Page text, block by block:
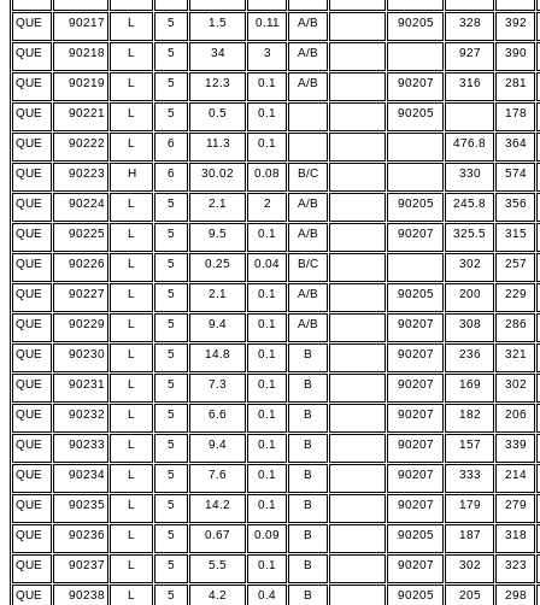
QUE 90217 L 5 1.5 0.11 A/B 90205 328 392
QUE 90218 L 5 34 3 A/B 927 390
QUE 90219 L 5 12.3 0.1 A/B 90207 316 281
QUE 90221 L 5 0.5 0.1 90205 178
QUE 90222 L 6 11.3 0.1 476.8 364
QUE 90223 H 6 30.02 0.08 B/C 330 574
QUE 90224 L 5 2.1 2 A/B 90205 245.8 356
QUE 90225 L 5 9.5 0.1 A/B 90207 325.5 315
QUE 90226 L 5 0.25 0.04 B/C 302 257
QUE 90227 L 5 2.1 0.1 A/B 90205 200 229
QUE 90229 L 5 9.4 0.1 A/B 90207 308 286
QUE 90230 L 5 14.8 0.1 B 90207 236 321
QUE 90231 L 5 7.3 0.1 B 90207 169 302
QUE 90232 L 5 6.6 0.1 B 90207 182 206
QUE 90233 L 5 9.4 0.1 B 90207 157 339
QUE 90234 L 5 7.6 0.1 B 90207 333 214
QUE 90235 L 5 14.2 0.1 B 90207 179 279
QUE 90236 L 5 0.67 0.09 B 90205 187 318
QUE 90237 L 5 5.5 0.1 B 90207 302 323
QUE 90238 L 5 4.2 0.4 B 90205 205 298